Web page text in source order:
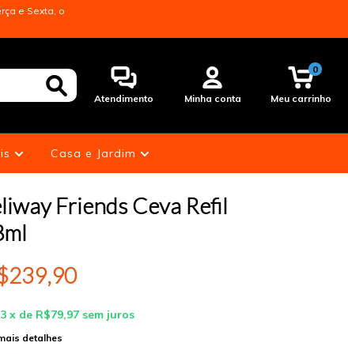
e Sexta, o
Atendimento Minha conta Meu carrinho
0
Casa e Jardim
Friends Ceva Refil
3 x de R$79,97 sem juros
detalhes